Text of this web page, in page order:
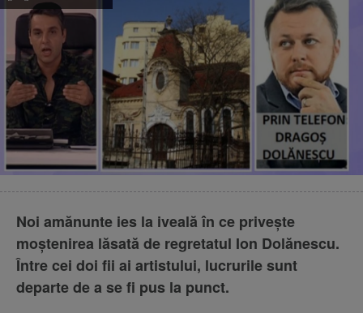
Noi amănunte ies la iveală în ce priveşte
moştenirea lăsată de regretatul Ion Dolănescu.
Între cei doi fii ai artistului, lucrurile sunt
departe de a se fi pus la punct.